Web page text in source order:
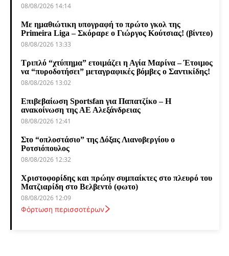
08/08/2026 14:14
Με ημαθιώτικη υπογραφή το πρώτο γκολ της
Primeira Liga – Σκόραρε ο Γιώργος Κούτσιας! (βίντεο)
08/08/2026 13:33
Τριπλό “χτύπημα” ετοιμάζει η Αγία Μαρίνα – Έτοιμος
να “πυροδοτήσει” μεταγραφικές βόμβες ο Σαντικίδης!
08/08/2026 13:02
Επιβεβαίωση Sportsfan για Παπατζίκο – Η
ανακοίνωση της ΑΕ Αλεξάνδρειας
08/08/2026 12:41
Στο “οπλοστάσιο” της Δόξας Λιανοβεργίου ο
Ροτσιόπουλος
08/08/2026 12:32
Χριστοφορίδης και πρώην συμπαίκτες στο πλευρό του
Ματζιαρίδη στο Βελβεντό (φωτο)
08/08/2026 12:09
Φόρτωση περισσοτέρων